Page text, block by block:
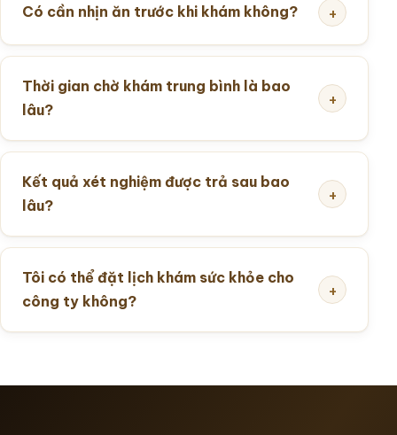
Có cần nhịn ăn trước khi khám không?
Thời gian chờ khám trung bình là bao
lâu?
Kết quả xét nghiệm được trả sau bao
lâu?
Tôi có thể đặt lịch khám sức khỏe cho
công ty không?